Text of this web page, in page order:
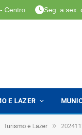
Centro Seg. a sex.
E LAZER
Turismo e Lazer »